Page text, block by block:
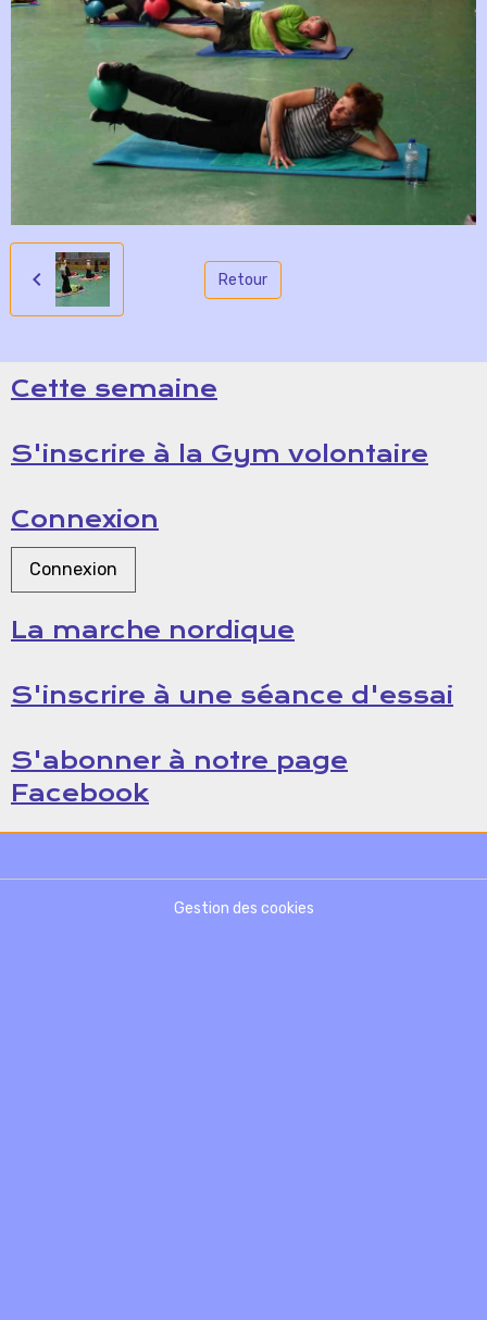
Retour
Cette semaine
S'inscrire à la Gym volontaire
Connexion
Connexion
La marche nordique
S'inscrire à une séance d'essai
S'abonner à notre page
Facebook
Gestion des cookies